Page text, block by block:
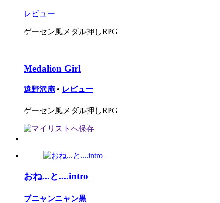
レビュー
ゲーセン風メダル押しRPG
Medalion Girl
遠野沢庵 • レビュー
ゲーセン風メダル押しRPG
おね...と....intro
ブニャンニャン黒